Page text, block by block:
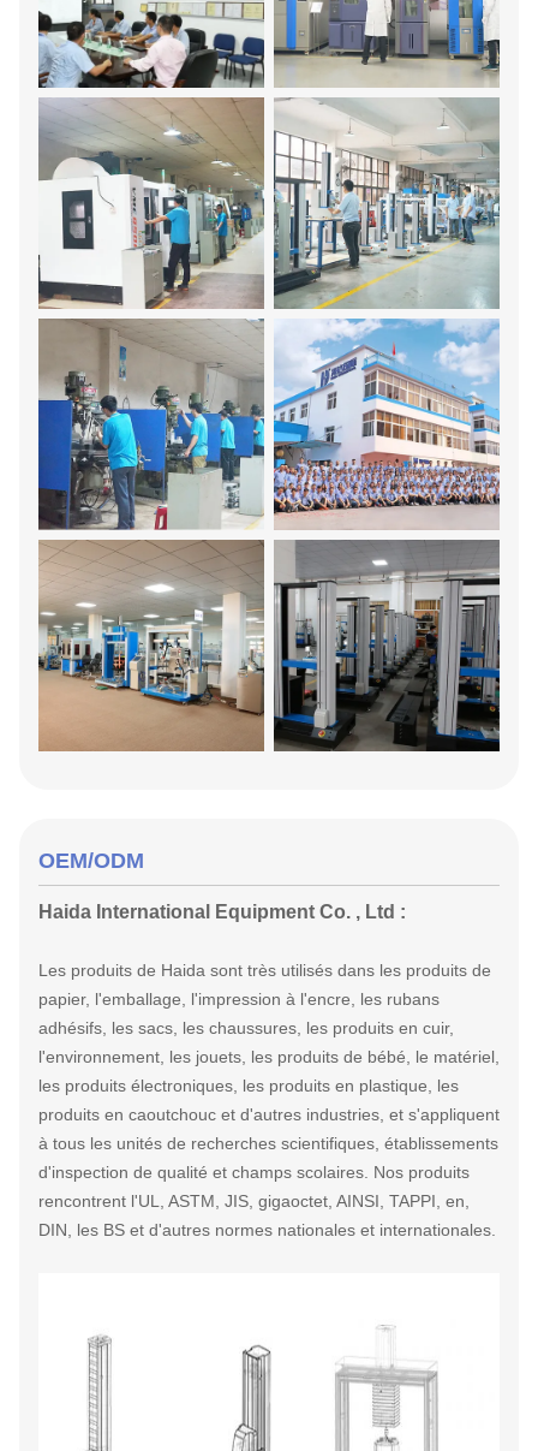
OEM/ODM
Haida International Equipment Co. , Ltd :
Les produits de Haida sont très utilisés dans les produits de
papier, l'emballage, l'impression à l'encre, les rubans
adhésifs, les sacs, les chaussures, les produits en cuir,
l'environnement, les jouets, les produits de bébé, le matériel,
les produits électroniques, les produits en plastique, les
produits en caoutchouc et d'autres industries, et s'appliquent
à tous les unités de recherches scientifiques, établissements
d'inspection de qualité et champs scolaires. Nos produits
rencontrent l'UL, ASTM, JIS, gigaoctet, AINSI, TAPPI, en,
DIN, les BS et d'autres normes nationales et internationales.